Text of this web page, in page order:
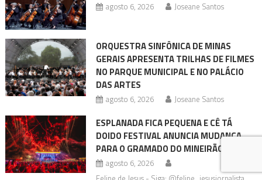
agosto 6, 2026 Joseane Santos
ORQUESTRA SINFÔNICA DE MINAS
GERAIS APRESENTA TRILHAS DE FILMES
NO PARQUE MUNICIPAL E NO PALÁCIO
DAS ARTES
agosto 6, 2026 Joseane Santos
ESPLANADA FICA PEQUENA E CÊ TÁ
DOIDO FESTIVAL ANUNCIA MUDANÇA
PARA O GRAMADO DO MINEIRÃO
agosto 6, 2026